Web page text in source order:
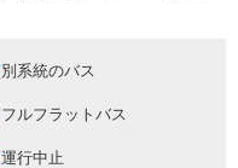
別系統のバス
フルフラットバス
運行中止